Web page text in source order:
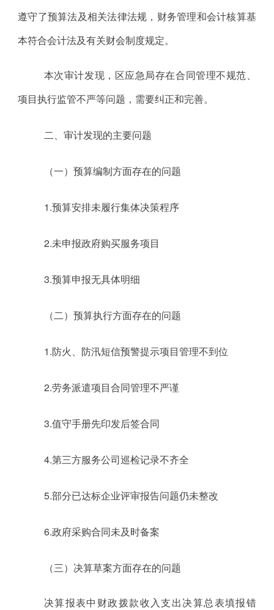
遵守了预算法及相关法律法规，财务管理和会计核算基
本符合会计法及有关财会制度规定。
本次审计发现，区应急局存在合同管理不规范、
项目执行监管不严等问题，需要纠正和完善。
二、审计发现的主要问题
（一）预算编制方面存在的问题
1.预算安排未履行集体决策程序
2.未申报政府购买服务项目
3.预算申报无具体明细
（二）预算执行方面存在的问题
1.防火、防汛短信预警提示项目管理不到位
2.劳务派遣项目合同管理不严谨
3.值守手册先印发后签合同
4.第三方服务公司巡检记录不齐全
5.部分已达标企业评审报告问题仍未整改
6.政府采购合同未及时备案
（三）决算草案方面存在的问题
决算报表中财政拨款收入支出决算总表填报错